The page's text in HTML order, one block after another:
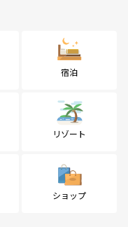
宿泊
リゾート
ショップ